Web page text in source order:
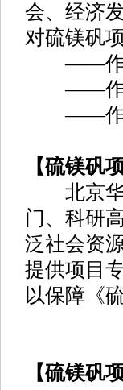
会、经济
对硫镁矾
——作为
——作为
——作为
【硫镁矾
北京华
门、科研
泛社会资
提供项目
以保障《
【硫镁矾